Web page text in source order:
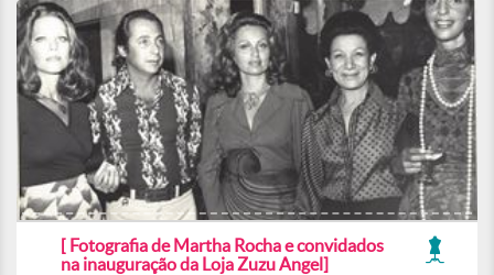
[ Fotografia de Martha Rocha e convidados
na inauguração da Loja Zuzu Angel]